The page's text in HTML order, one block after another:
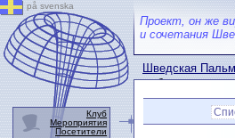
Проект, он же
и сочетания
Шведская
выбранном
på svenska
Клуб
Мероприятия
Посетители